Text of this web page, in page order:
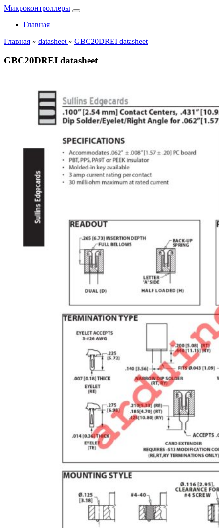
Микроконтроллеры
Главная
Главная » datasheet » GBC20DREI datasheet
GBC20DREI datasheet